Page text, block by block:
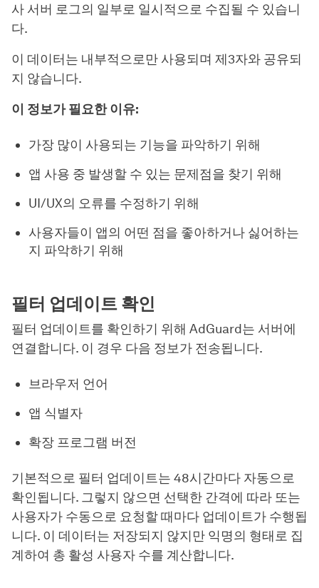
사 서버 로그의 일부로 일시적으로 수집될 수 있습니
다.
이 데이터는 내부적으로만 사용되며 제3자와 공유되
지 않습니다.
이 정보가 필요한 이유:
가장 많이 사용되는 기능을 파악하기 위해
앱 사용 중 발생할 수 있는 문제점을 찾기 위해
UI/UX의 오류를 수정하기 위해
사용자들이 앱의 어떤 점을 좋아하거나 싫어하는
지 파악하기 위해
필터 업데이트 확인
필터 업데이트를 확인하기 위해 AdGuard는 서버에
연결합니다. 이 경우 다음 정보가 전송됩니다.
브라우저 언어
앱 식별자
확장 프로그램 버전
기본적으로 필터 업데이트는 48시간마다 자동으로
확인됩니다. 그렇지 않으면 선택한 간격에 따라 또는
사용자가 수동으로 요청할 때마다 업데이트가 수행됩
니다. 이 데이터는 저장되지 않지만 익명의 형태로 집
계하여 총 활성 사용자 수를 계산합니다.